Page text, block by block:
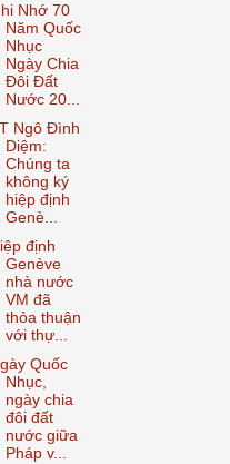
Nhớ 70
Năm Quốc
Nhục
Ngày Chia
Đôi Đất
Nước 20...
Ngô Đình
Diệm:
Chúng ta
không ký
hiệp định
Genè...
định
Genève
nhà nước
VM đã
thỏa thuận
với thự...
Quốc
Nhục,
ngày chia
đôi đất
nước giữa
Pháp v...